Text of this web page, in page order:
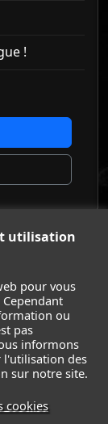
!
utilisation
pour vous
ou
pas
informons
l'utilisation des
sur notre site.
cookies
déposées
ATLANTIS
CONTACT-
-
: